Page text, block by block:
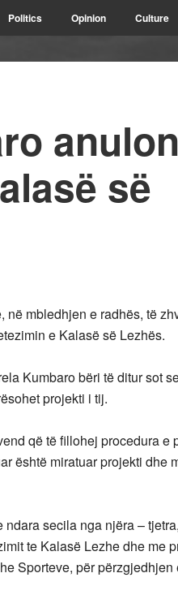
Politics Opinion Culture
anulon
së
mbledhjen e radhës, të
e Kalasë së Lezhës.
Kumbaro bëri të ditur sot
projekti i tij.
që të fillohej procedura e
është miratuar projekti dhe
secila nga njëra –
te Kalasë Lezhe dhe me
Sporteve, për përzgjedhjen